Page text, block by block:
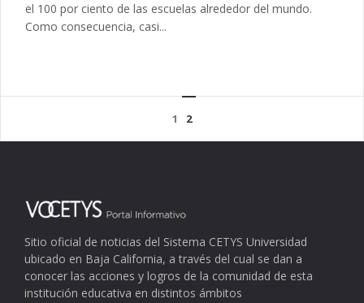
el 100 por ciento de las escuelas alrededor del mundo.
Como consecuencia, casi...
1 2
Sitio oficial de noticias del Sistema CETYS Universidad
ubicado en Baja California, a través del cual se dan a
conocer las acciones y logros de la comunidad de esta
institución educativa en distintos ámbitos